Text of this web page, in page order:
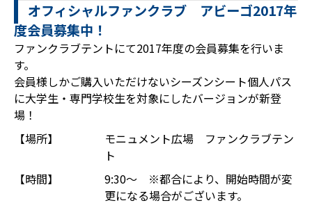
オフィシャルファンクラブ アビーゴ2017年
度会員募集中！
ファンクラブテントにて2017年度の会員募集を行いま
す。
会員様しかご購入いただけないシーズンシート個人パス
に大学生・専門学校生を対象にしたバージョンが新登
場！
【場所】
モニュメント広場 ファンクラブテン
ト
【時間】
9:30～ ※都合により、開始時間が変
更になる場合がございます。